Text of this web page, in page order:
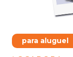
para aluguel